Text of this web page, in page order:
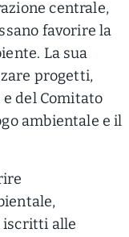
centrale,
favorire la
La sua
progetti,
del Comitato
ambientale e il
iscritti alle